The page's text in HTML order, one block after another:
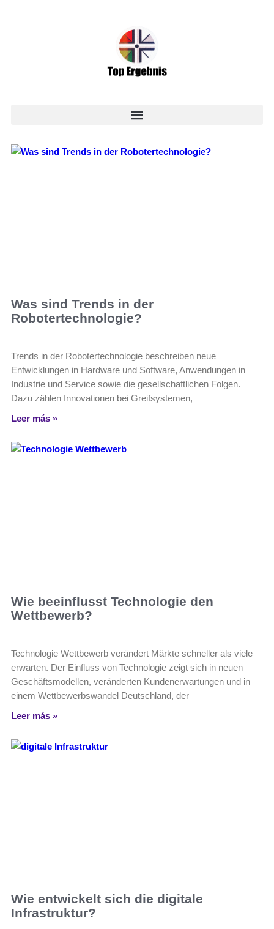
Was sind Trends in der
Robotertechnologie?
Trends in der Robotertechnologie beschreiben neue
Entwicklungen in Hardware und Software, Anwendungen in
Industrie und Service sowie die gesellschaftlichen Folgen.
Dazu zählen Innovationen bei Greifsystemen,
Leer más »
Wie beeinflusst Technologie den
Wettbewerb?
Technologie Wettbewerb verändert Märkte schneller als viele
erwarten. Der Einfluss von Technologie zeigt sich in neuen
Geschäftsmodellen, veränderten Kundenerwartungen und in
einem Wettbewerbswandel Deutschland, der
Leer más »
Wie entwickelt sich die digitale
Infrastruktur?